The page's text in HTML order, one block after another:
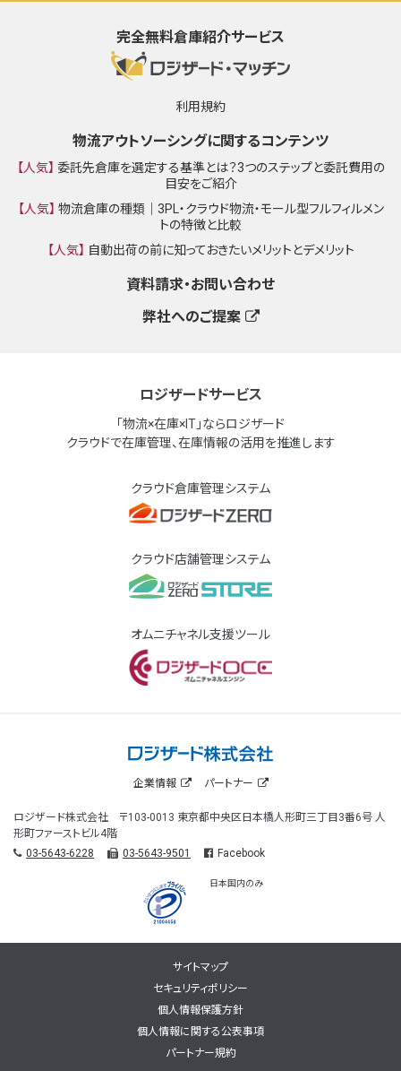
完全無料倉庫紹介サービス
利用規約
物流アウトソーシングに関するコンテンツ
【人気】 委託先倉庫を選定する基準とは？3つのステップと委託費用の
目安をご紹介
【人気】 物流倉庫の種類｜3PL・クラウド物流・モール型フルフィルメン
トの特徴と比較
【人気】 自動出荷の前に知っておきたいメリットとデメリット
資料請求・お問い合わせ
弊社へのご提案
ロジザードサービス
「物流×在庫×IT」ならロジザード
クラウドで在庫管理、在庫情報の活用を推進します
クラウド倉庫管理システム
クラウド店舗管理システム
オムニチャネル支援ツール
企業情報 パートナー
ロジザード株式会社 〒103-0013 東京都中央区日本橋人形町三丁目3番6号 人
形町ファーストビル4階
03-5643-6228
03-5643-9501 Facebook
日本国内のみ
サイトマップ
セキュリティポリシー
個人情報保護方針
個人情報に関する公表事項
パートナー規約